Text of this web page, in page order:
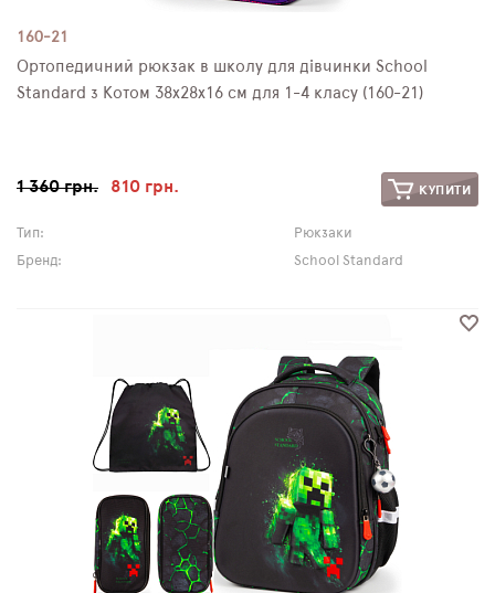
160-21
Ортопедичний рюкзак в школу для дівчинки School
Standard з Котом 38х28х16 см для 1-4 класу (160-21)
1 360 грн. 810 грн. КУПИТИ
Тип:
Рюкзаки
Бренд:
School Standard